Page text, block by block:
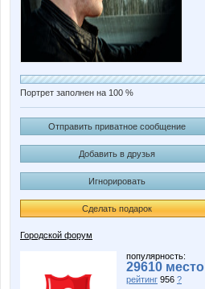
Портрет заполнен на 100 %
Отправить приватное сообщение
Добавить в друзья
Игнорировать
Сделать подарок
Городской форум
популярность:
29610 место
рейтинг 956 ?